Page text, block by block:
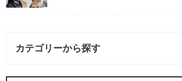
カテゴリーから探す
メイク (1記事)